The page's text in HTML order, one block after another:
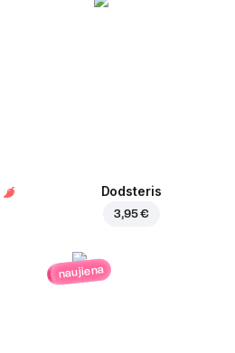
Dodsteris
3,95 €
naujiena